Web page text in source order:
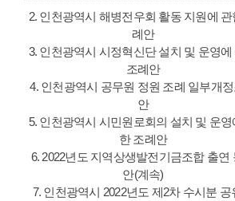
2. 인천광역시 해병전우회 활동 지원에 관
례안
3. 인천광역시 시정혁신단 설치 및 운영에
조례안
4. 인천광역시 공무원 정원 조례 일부개
안
5. 인천광역시 시민원로회의 설치 및 운영
한 조례안
6. 2022년도 지역상생발전기금조합 출연
안(계속)
7. 인천광역시 2022년도 제2차 수시분 공